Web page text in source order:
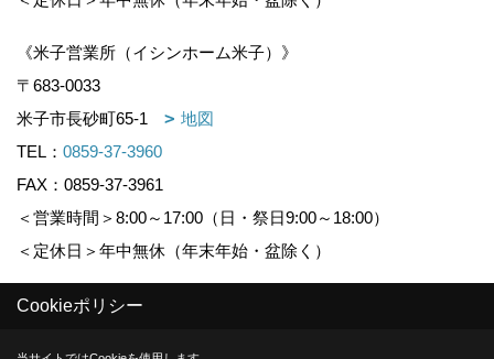
《米子営業所（イシンホーム米子）》
〒683-0033
米子市長砂町65-1
地図
TEL： 0859-37-3960
FAX：0859-37-3961
＜営業時間＞8:00～17:00（日・祭日9:00～18:00）
＜定休日＞年中無休（年末年始・盆除く）
Cookieポリシー